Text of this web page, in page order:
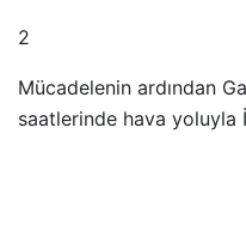
2
Mücadelenin ardından
saatlerinde hava yoluyla